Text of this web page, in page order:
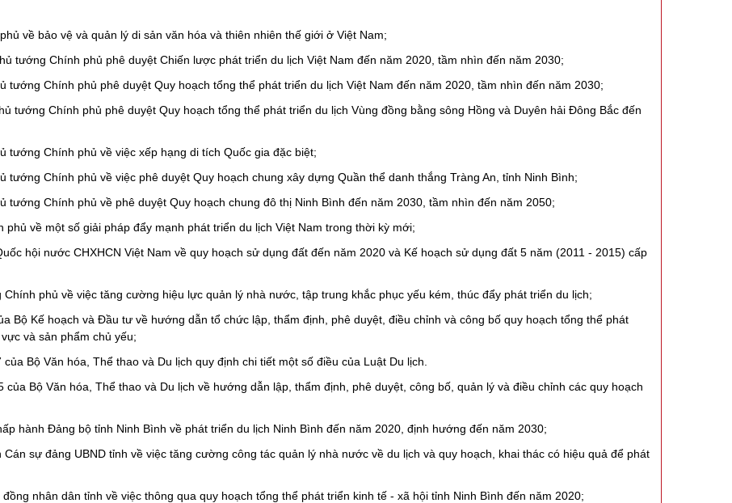
về bảo vệ và quản lý di sản văn hóa và thiên nhiên thế giới ở Việt Nam;
tướng Chính phủ phê duyệt Chiến lược phát triển du lịch Việt Nam đến năm 2020, tầm nhìn đến năm 2030;
Chính phủ phê duyệt Quy hoạch tổng thể phát triển du lịch Việt Nam đến năm 2020, tầm nhìn đến năm 2030;
tướng Chính phủ phê duyệt Quy hoạch tổng thể phát triển du lịch Vùng đồng bằng sông Hồng và Duyên hải Đông Bắc đến
tướng Chính phủ về việc xếp hạng di tích Quốc gia đặc biệt;
Chính phủ về việc phê duyệt Quy hoạch chung xây dựng Quần thể danh thắng Tràng An, tỉnh Ninh Bình;
tướng Chính phủ về phê duyệt Quy hoạch chung đô thị Ninh Bình đến năm 2030, tầm nhìn đến năm 2050;
về một số giải pháp đẩy mạnh phát triển du lịch Việt Nam trong thời kỳ mới;
hội nước CHXHCN Việt Nam về quy hoạch sử dụng đất đến năm 2020 và Kế hoạch sử dụng đất 5 năm (2011 - 2015) cấp
phủ về việc tăng cường hiệu lực quản lý nhà nước, tập trung khắc phục yếu kém, thúc đẩy phát triển du lịch;
Bộ Kế hoạch và Đầu tư về hướng dẫn tổ chức lập, thẩm định, phê duyệt, điều chỉnh và công bố quy hoạch tổng thể phát
và sản phẩm chủ yếu;
Bộ Văn hóa, Thể thao và Du lịch quy định chi tiết một số điều của Luật Du lịch.
Bộ Văn hóa, Thể thao và Du lịch về hướng dẫn lập, thẩm định, phê duyệt, công bố, quản lý và điều chỉnh các quy hoạch
hành Đảng bộ tỉnh Ninh Bình về phát triển du lịch Ninh Bình đến năm 2020, định hướng đến năm 2030;
sự đảng UBND tỉnh về việc tăng cường công tác quản lý nhà nước về du lịch và quy hoạch, khai thác có hiệu quả để phát
nhân dân tỉnh về việc thông qua quy hoạch tổng thể phát triển kinh tế - xã hội tỉnh Ninh Bình đến năm 2020;